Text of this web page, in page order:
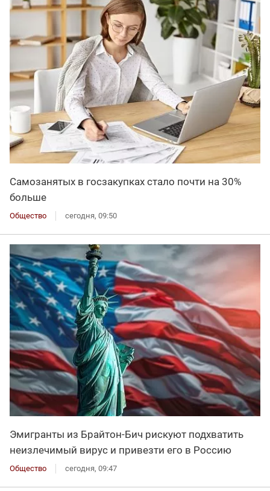
Самозанятых в госзакупках стало почти на 30%
больше
Общество сегодня, 09:50
Эмигранты из Брайтон-Бич рискуют подхватить
неизлечимый вирус и привезти его в Россию
Общество сегодня, 09:47